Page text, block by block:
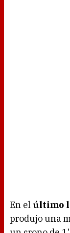
En el último
produjo una